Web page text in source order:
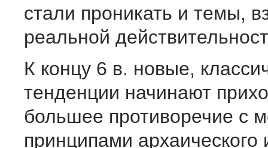
стали проникать и темы,
реальной
К концу 6 в. новые,
тенденции начинают
большее противоречие с
принципами архаического